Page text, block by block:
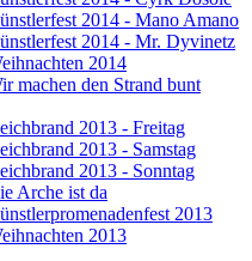
2014 - Mano Amano
2014 - Mr. Dyvinetz
2014
machen den Strand bunt
2013 - Freitag
2013 - Samstag
2013 - Sonntag
Arche ist da
2013
2013